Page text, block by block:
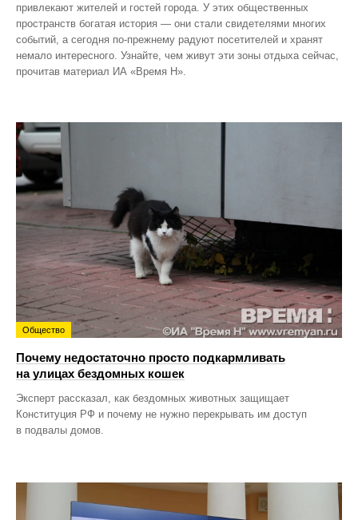
привлекают жителей и гостей города. У этих общественных
пространств богатая история — они стали свидетелями многих
событий, а сегодня по‑прежнему радуют посетителей и хранят
немало интересного. Узнайте, чем живут эти зоны отдыха сейчас,
прочитав материал ИА «Время Н».
Общество
Почему недостаточно просто подкармливать
на улицах бездомных кошек
Эксперт рассказал, как бездомных животных защищает
Конституция РФ и почему не нужно перекрывать им доступ
в подвалы домов.